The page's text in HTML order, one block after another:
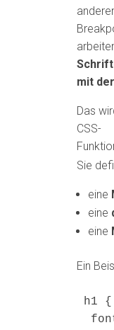
mit
Das
CSS-
Sie
eine
eine
eine
Ein
h1 {